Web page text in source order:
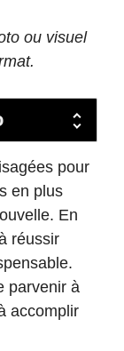
ou visuel
pour
en plus
En
réussir
parvenir à
accomplir